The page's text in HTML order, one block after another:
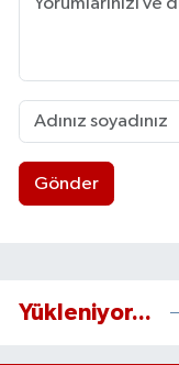
Gönder
Yükleniyor...